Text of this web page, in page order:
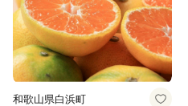
和歌山県白浜町